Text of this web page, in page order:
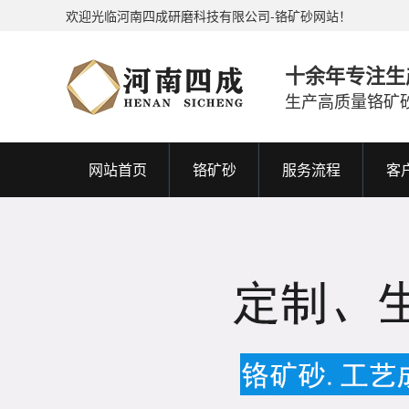
欢迎光临河南四成研磨科技有限公司-铬矿砂网站！
十余年专注
生产高质量铬矿
网站首页 铬矿砂 服务流程 客